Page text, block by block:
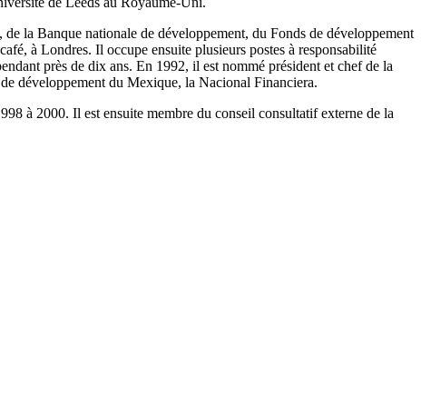
la Banque nationale de développement, du Fonds de développement
à Londres. Il occupe ensuite plusieurs postes à responsabilité
près de dix ans. En 1992, il est nommé président et chef de la
développement du Mexique, la Nacional Financiera.
à 2000. Il est ensuite membre du conseil consultatif externe de la